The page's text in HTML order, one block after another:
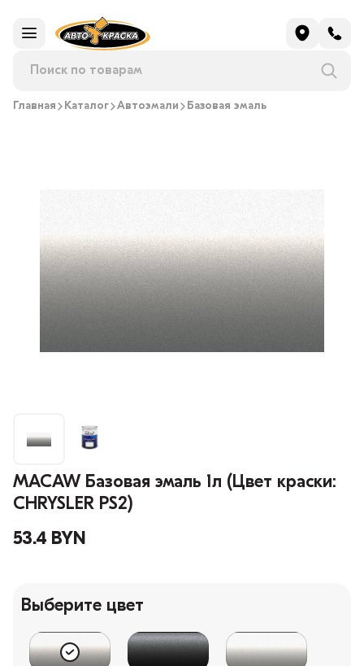
Главная Каталог Автоэмали Базовая эмаль
MACAW Базовая эмаль 1л (Цвет краски:
CHRYSLER PS2)
53.4 BYN
Выберите цвет